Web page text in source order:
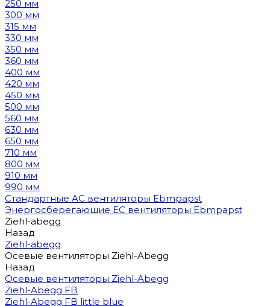
250 мм
300 мм
315 мм
330 мм
350 мм
360 мм
400 мм
420 мм
450 мм
500 мм
560 мм
630 мм
650 мм
710 мм
800 мм
910 мм
990 мм
Стандартные AC вентиляторы Ebmpapst
Энергосберегающие EC вентиляторы Ebmpapst
Ziehl-abegg
Назад
Ziehl-abegg
Осевые вентиляторы Ziehl-Abegg
Назад
Осевые вентиляторы Ziehl-Abegg
Ziehl-Abegg FB
Ziehl-Abegg FB little blue